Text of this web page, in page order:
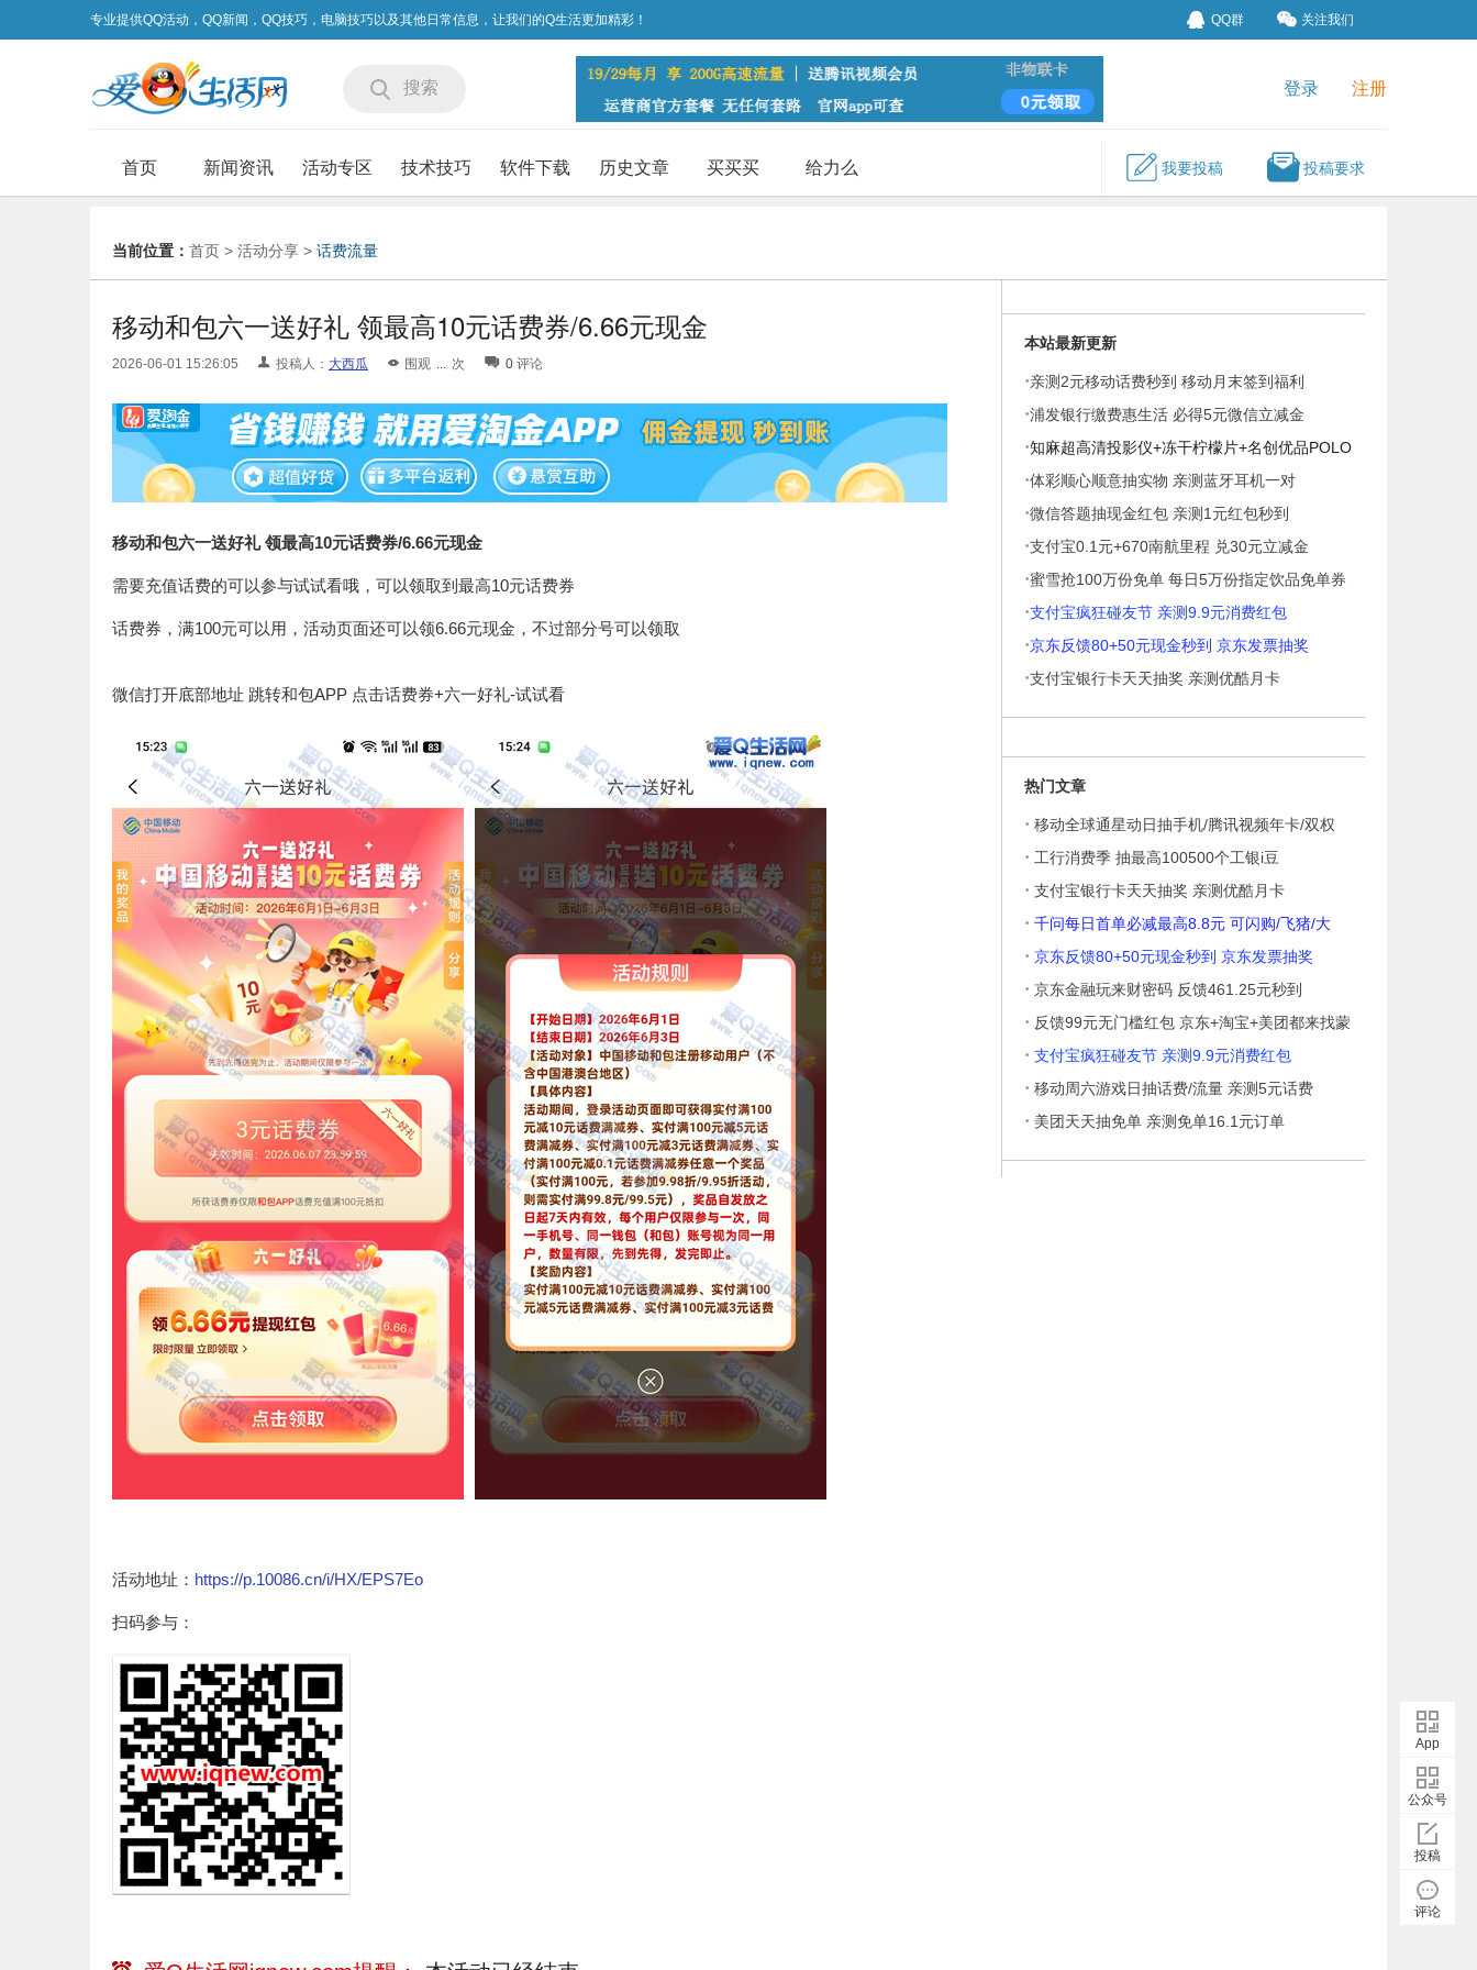
专业提供QQ活动，QQ新闻，QQ技巧，电脑技巧以及其他日常信息，让我们的Q生活更加精彩！ QQ群 关注我们
搜索 登录 注册
首页 新闻资讯 活动专区 技术技巧 软件下载 历史文章 买买买 给力么 我要投稿 投稿要求
当前位置： 首页 > 活动分享 > 话费流量
移动和包六一送好礼 领最高10元话费券/6.66元现金
2026-06-01 15:26:05 投稿人： 大西瓜 围观 ... 次 0 评论
移动和包六一送好礼 领最高10元话费券/6.66元现金
需要充值话费的可以参与试试看哦，可以领取到最高10元话费券
话费券，满100元可以用，活动页面还可以领6.66元现金，不过部分号可以领取
微信打开底部地址 跳转和包APP 点击话费券+六一好礼-试试看
活动地址： https://p.10086.cn/i/HX/EPS7Eo
扫码参与：
本站最新更新
·亲测2元移动话费秒到 移动月末签到福利
·浦发银行缴费惠生活 必得5元微信立减金
·知麻超高清投影仪+冻干柠檬片+名创优品POLO
衫
·体彩顺心顺意抽实物 亲测蓝牙耳机一对
·微信答题抽现金红包 亲测1元红包秒到
·支付宝0.1元+670南航里程 兑30元立减金
·蜜雪抢100万份免单 每日5万份指定饮品免单券
·支付宝疯狂碰友节 亲测9.9元消费红包
·京东反馈80+50元现金秒到 京东发票抽奖
·支付宝银行卡天天抽奖 亲测优酷月卡
热门文章
· 移动全球通星动日抽手机/腾讯视频年卡/双权
· 工行消费季 抽最高100500个工银i豆
· 支付宝银行卡天天抽奖 亲测优酷月卡
· 千问每日首单必减最高8.8元 可闪购/飞猪/大
· 京东反馈80+50元现金秒到 京东发票抽奖
· 京东金融玩来财密码 反馈461.25元秒到
· 反馈99元无门槛红包 京东+淘宝+美团都来找蒙
· 支付宝疯狂碰友节 亲测9.9元消费红包
· 移动周六游戏日抽话费/流量 亲测5元话费
· 美团天天抽免单 亲测免单16.1元订单
App
公众号
投稿
评论